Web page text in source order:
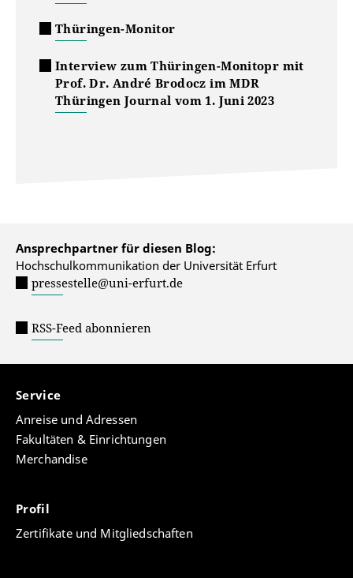
Thüringen-Monitor
Interview zum Thüringen-Monitopr mit
Prof. Dr. André Brodocz im MDR
Thüringen Journal vom 1. Juni 2023
Ansprechpartner für diesen Blog:
Hochschulkommunikation der Universität Erfurt
pressestelle@uni-erfurt.de
RSS-Feed abonnieren
Service
Anreise und Adressen
Fakultäten & Einrichtungen
Merchandise
Profil
Zertifikate und Mitgliedschaften